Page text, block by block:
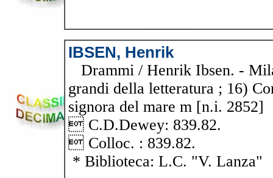
IBSEN, Henrik
Drammi / Henrik Ibsen. -
grandi della letteratura ; 16)
signora del mare m [n.i. 2852]
 C.D.Dewey: 839.82.
 Colloc. : 839.82.
* Biblioteca: L.C. "V. Lanza"